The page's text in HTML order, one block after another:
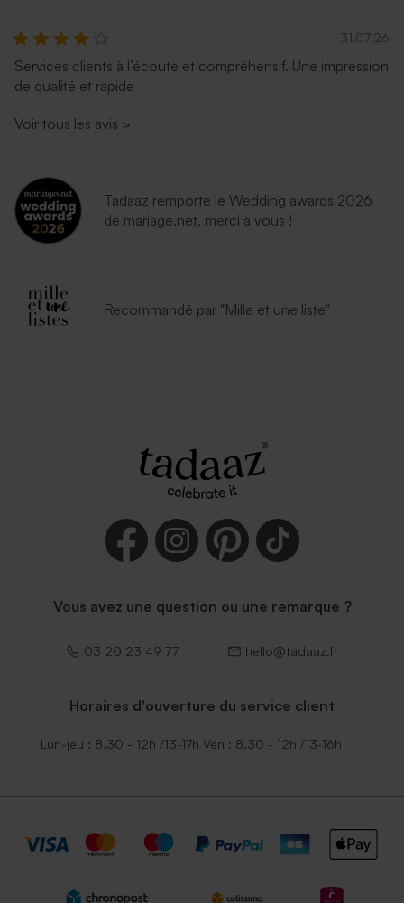
31.07.26
Services clients à l’écoute et compréhensif. Une impression
de qualité et rapide
Voir tous les avis >
Tadaaz remporte le Wedding awards 2026
de mariage.net, merci à vous !
Recommandé par "Mille et une liste"
Vous avez une question ou une remarque ?
03 20 23 49 77 hello@tadaaz.fr
Horaires d'ouverture du service client
Lun-jeu : 8.30 - 12h /13-17h Ven : 8.30 - 12h /13-16h